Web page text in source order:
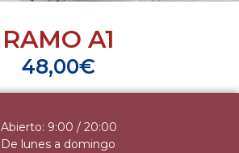
RAMO A1
48,00€
Abierto: 9:00 / 20:00
De lunes a domingo